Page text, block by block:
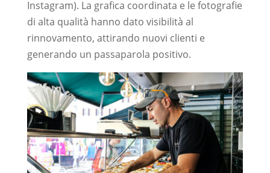
Instagram). La grafica coordinata e le fotografie
di alta qualità hanno dato visibilità al
rinnovamento, attirando nuovi clienti e
generando un passaparola positivo.